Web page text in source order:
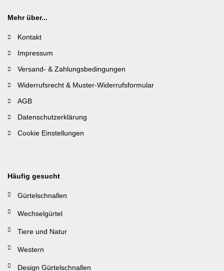
Mehr über...
Kontakt
Impressum
Versand- & Zahlungsbedingungen
Widerrufsrecht & Muster-Widerrufsformular
AGB
Datenschutzerklärung
Cookie Einstellungen
Häufig gesucht
Gürtelschnallen
Wechselgürtel
Tiere und Natur
Western
Design Gürtelschnallen